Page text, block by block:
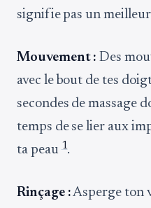
signifie pas un
Mouvement : Des
avec le bout de tes
secondes de massage
temps de se lier aux
ta peau 1.
Rinçage :Asperge ton